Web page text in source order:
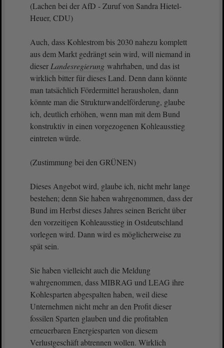
(Lachen bei der AfD - Zuruf von Sandra Hietel-
Heuer, CDU)
Auch, dass Kohlestrom bis 2030 nahezu komplett
aus dem Markt gedrängt sein wird, will niemand in
dieser Landesregierung wahrhaben, und das ist
wirklich bitter für dieses Land. Denn dann könnte
man tatsächlich Fördermittel herausholen, dann
könnte man die Strukturwandelförderung, glaube
ich, deutlich erhöhen, wenn man mit dem Bund
konstruktiv in einen vorgezogenen Kohleausstieg
eintreten würde.
(Zustimmung bei den GRÜNEN)
Dieses Angebot wird, glaube ich, nicht mehr lange
bestehen; denn Sie haben wahrgenommen, dass der
Bund im Herbst dieses Jahres seinen Bericht über
den vorzeitigen Kohleausstieg in Ostdeutschland
vorlegen wird. Dann wird es möglicherweise zu
spät sein.
Sie haben vielleicht auch die Meldung
wahrgenommen, dass MIBRAG und LEAG ihre
Kohlesparten abgespalten haben, weil diese
Unternehmen nicht mehr an den Profit dieser
fossilen Sparten glauben und die profitablen
erneuerbaren Energiesparten von diesem
Verlustgeschäft abtrennen wollen. Wirklich